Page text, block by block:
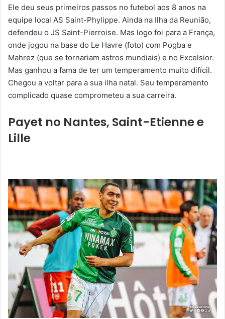
Ele deu seus primeiros passos no futebol aos 8 anos na
equipe local AS Saint-Phylippe. Ainda na Ilha da Reunião,
defendeu o JS Saint-Pierroise. Mas logo foi para a França,
onde jogou na base do Le Havre (foto) com Pogba e
Mahrez (que se tornariam astros mundiais) e no Excelsior.
Mas ganhou a fama de ter um temperamento muito difícil.
Chegou a voltar para a sua ilha natal. Seu temperamento
complicado quase comprometeu a sua carreira.
Payet no Nantes, Saint-Etienne e
Lille